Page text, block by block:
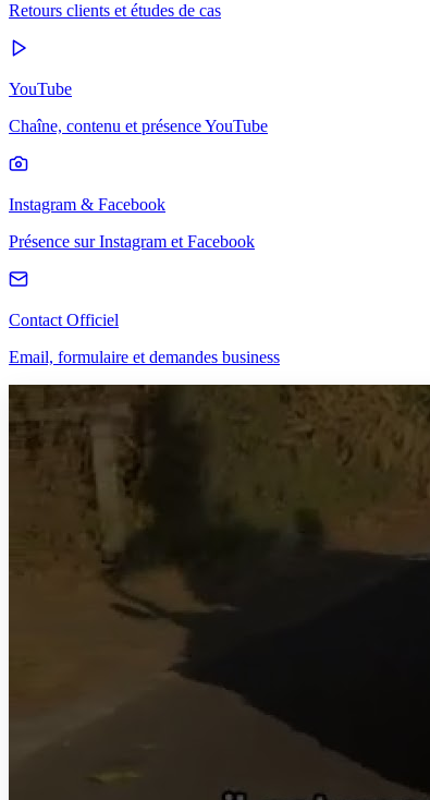
Retours clients et études de cas
YouTube
Chaîne, contenu et présence YouTube
Instagram & Facebook
Présence sur Instagram et Facebook
Contact Officiel
Email, formulaire et demandes business